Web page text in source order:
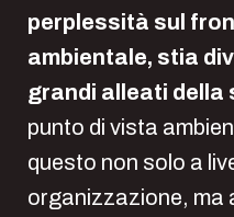
perplessità sul
ambientale, stia
grandi alleati della
punto di vista
questo non solo a
organizzazione, ma